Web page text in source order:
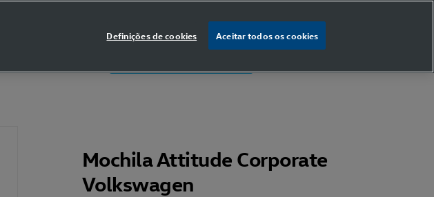
Mochila Attitude Corporate
Volkswagen
Definições de cookies Aceitar todos os cookies